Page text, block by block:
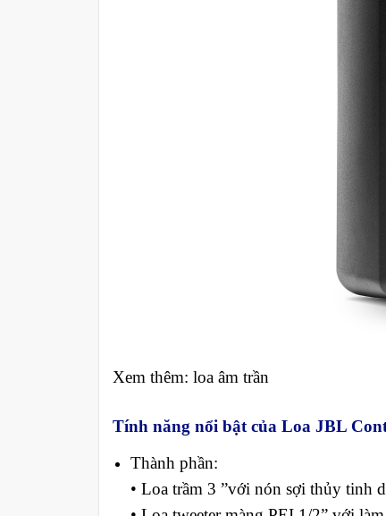
Xem thêm: loa âm trần
Tính năng nổi bật của Loa JBL
Thành phần:
• Loa trầm 3 ”với nón sợi thủy tinh